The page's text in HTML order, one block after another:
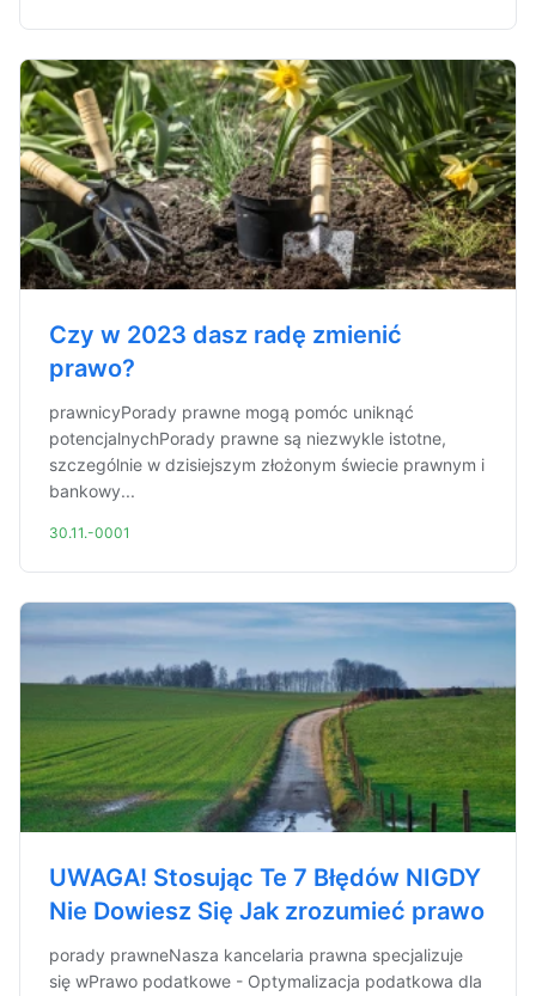
Czy w 2023 dasz radę zmienić
prawo?
prawnicyPorady prawne mogą pomóc uniknąć
potencjalnychPorady prawne są niezwykle istotne,
szczególnie w dzisiejszym złożonym świecie prawnym i
bankowy...
30.11.-0001
UWAGA! Stosując Te 7 Błędów NIGDY
Nie Dowiesz Się Jak zrozumieć prawo
porady prawneNasza kancelaria prawna specjalizuje
się wPrawo podatkowe - Optymalizacja podatkowa dla